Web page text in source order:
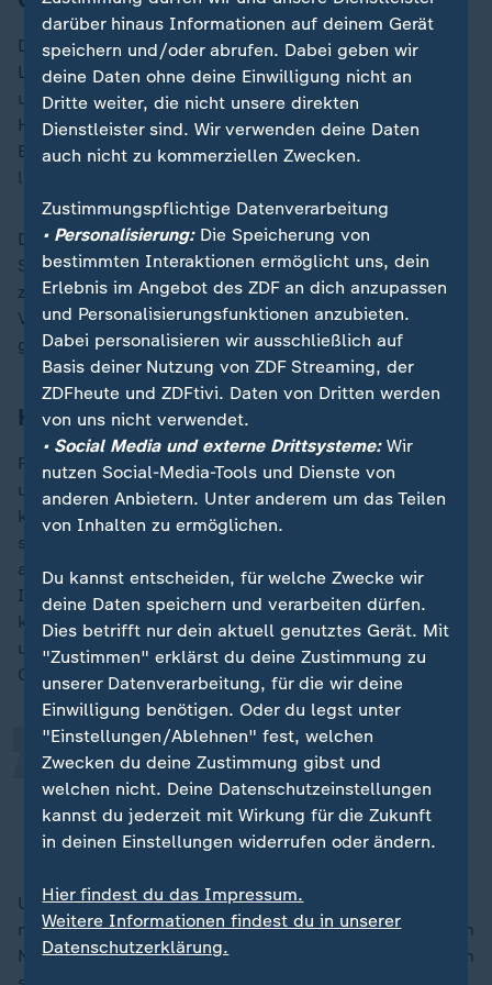
Dortmund hatte sich in derChampions Leaguefür den
Ligaphasen-Endspurt kurz vor Weihnachten selbst
unter Druck gesetzt mit einem 2:2-Ausrutscher zu
Hause gegen den norwegischen Außenseiter FK
Bodö/Glimt. Auch bei Tottenham fand der BVB nur
langsam in die Partie.
Die Aufgabe wurde nach dem Platzverweis für
Svensson - Schiedsrichter Glenn Nyberg zeigte
zunächst Gelb, revidierte nach der Ansicht der
Videobilder des Fouls aber seine Meinung - nicht
gerade leichter.
Kurioses 2:0 für Tottenham
Für Dortmund lief die erste Halbzeit maximal
unglücklich: Denn Solanke erhöhte noch vor der Pause
kurios auf 2:0 für Tottenham, der Engländer schoss
sich bei seinem Treffer selbst an, stocherte den Ball
aber irgendwie Richtung Tor, zudem half der
Innenpfosten mit. Danach setzte Kovac alles daran,
keinen weiteren Gegentreffer zu kassieren -
Emre Can
und Julian Ryerson ersetzten zur zweiten Halbzeit
Guirassy und Julian Brandt.
Wir haben uns in der ersten Halbzeit
ein bisschen versteckt.
„
Nico Schlotterbeck, BVB-Abwehrspieler
Und so versuchte der BVB in der Folge, defensiv
möglichst sicher zu stehen. Dies gelang der Abwehr um
Nico Schlotterbeck phasenweise dann auch, Tottenham
darüber hinaus Informationen auf deinem Gerät
speichern und/oder abrufen. Dabei geben wir
deine Daten ohne deine Einwilligung nicht an
Dritte weiter, die nicht unsere direkten
Dienstleister sind. Wir verwenden deine Daten
auch nicht zu kommerziellen Zwecken.
Zustimmungspflichtige Datenverarbeitung
• Personalisierung:Die Speicherung von
bestimmten Interaktionen ermöglicht uns, dein
Erlebnis im Angebot des ZDF an dich anzupassen
und Personalisierungsfunktionen anzubieten.
Dabei personalisieren wir ausschließlich auf
Basis deiner Nutzung von ZDF Streaming, der
ZDFheute und ZDFtivi. Daten von Dritten werden
von uns nicht verwendet.
• Social Media und externe Drittsysteme:Wir
nutzen Social-Media-Tools und Dienste von
anderen Anbietern. Unter anderem um das Teilen
von Inhalten zu ermöglichen.
Du kannst entscheiden, für welche Zwecke wir
deine Daten speichern und verarbeiten dürfen.
Dies betrifft nur dein aktuell genutztes Gerät. Mit
"Zustimmen" erklärst du deine Zustimmung zu
unserer Datenverarbeitung, für die wir deine
Einwilligung benötigen. Oder du legst unter
"Einstellungen/Ablehnen" fest, welchen
Zwecken du deine Zustimmung gibst und
welchen nicht. Deine Datenschutzeinstellungen
kannst du jederzeit mit Wirkung für die Zukunft
in deinen Einstellungen widerrufen oder ändern.
Hier findest du das Impressum.
Weitere Informationen findest du in unserer
Datenschutzerklärung.